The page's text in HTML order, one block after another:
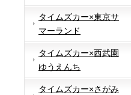
タイムズカー×東京サ
マーランド
タイムズカー×西武園
ゆうえんち
タイムズカー×さがみ